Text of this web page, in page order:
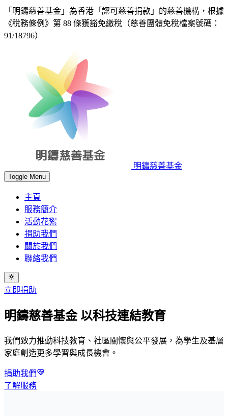
「明鑄慈善基金」為香港「認可慈善捐款」的慈善機構，根據
《稅務條例》第 88 條獲豁免繳稅（慈善團體免稅檔案號碼：
91/18796）
明鑄慈善基金
Toggle Menu
主頁
服務簡介
活動花絮
捐助我們
關於我們
聯絡我們
立即捐助
明鑄慈善基金 以科技連結教育
我們致力推動科技教育、社區關懷與公平發展，為學生及基層
家庭創造更多學習與成長機會。
捐助我們
了解服務